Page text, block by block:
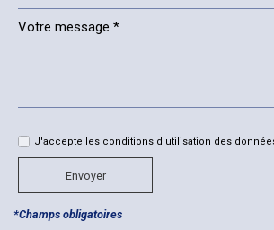
Nombre d'habitants
Taxe habitation
J'accepte les conditions d'utilisation des
Envoyer
*Champs obligatoires